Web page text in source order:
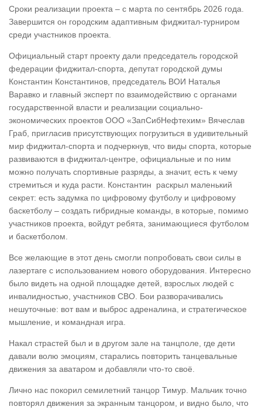
Сроки реализации проекта – с марта по сентябрь 2026 года.
Завершится он городским адаптивным фиджитал-турниром
среди участников проекта.
Официальный старт проекту дали председатель городской
федерации фиджитал-спорта, депутат городской думы
Константин Константинов, председатель ВОИ Наталья
Варавко и главный эксперт по взаимодействию с органами
государственной власти и реализации социально-
экономических проектов ООО «ЗапСибНефтехим» Вячеслав
Граб, пригласив присутствующих погрузиться в удивительный
мир фиджитал-спорта и подчеркнув, что виды спорта, которые
развиваются в фиджитал-центре, официальные и по ним
можно получать спортивные разряды, а значит, есть к чему
стремиться и куда расти. Константин раскрыл маленький
секрет: есть задумка по цифровому футболу и цифровому
баскетболу – создать гибридные команды, в которые, помимо
участников проекта, войдут ребята, занимающиеся футболом
и баскетболом.
Все желающие в этот день смогли попробовать свои силы в
лазертаге с использованием нового оборудования. Интересно
было видеть на одной площадке детей, взрослых людей с
инвалидностью, участников СВО. Бои разворачивались
нешуточные: вот вам и выброс адреналина, и стратегическое
мышление, и командная игра.
Накал страстей был и в другом зале на танцполе, где дети
давали волю эмоциям, старались повторить танцевальные
движения за аватаром и добавляли что-то своё.
Лично нас покорил семилетний танцор Тимур. Мальчик точно
повторял движения за экранным танцором, и видно было, что